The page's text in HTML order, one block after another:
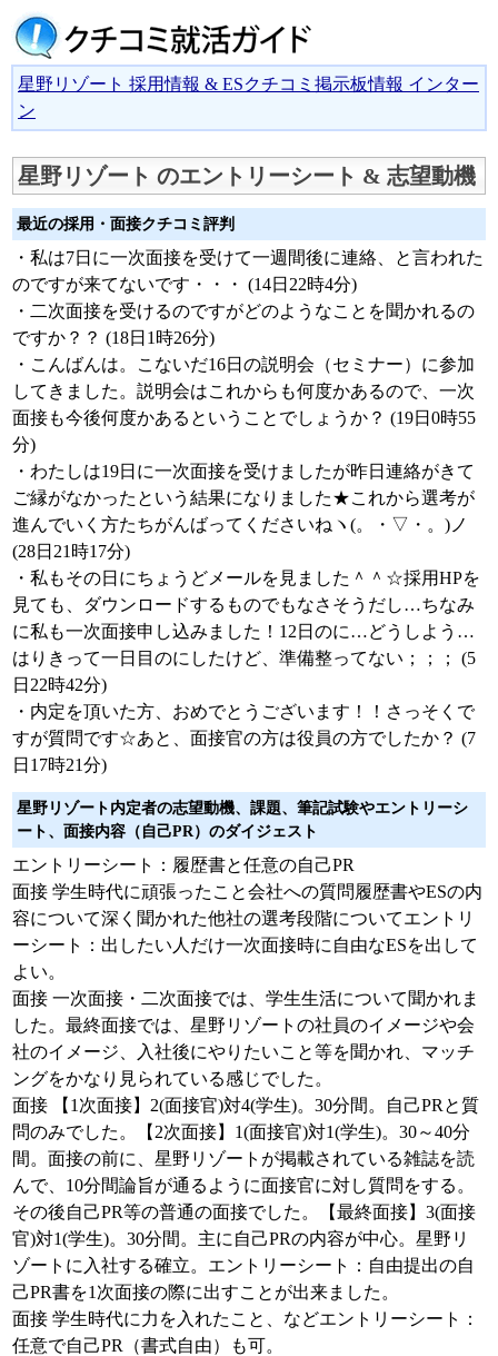
星野リゾート 採用情報 & ESクチコミ掲示板情報 インター
ン
星野リゾート のエントリーシート & 志望動機
最近の採用・面接クチコミ評判
・私は7日に一次面接を受けて一週間後に連絡、と言われた
のですが来てないです・・・ (14日22時4分)
・二次面接を受けるのですがどのようなことを聞かれるの
ですか？？ (18日1時26分)
・こんばんは。こないだ16日の説明会（セミナー）に参加
してきました。説明会はこれからも何度かあるので、一次
面接も今後何度かあるということでしょうか？ (19日0時55
分)
・わたしは19日に一次面接を受けましたが昨日連絡がきて
ご縁がなかったという結果になりました★これから選考が
進んでいく方たちがんばってくださいねヽ(。・▽・。)ノ
(28日21時17分)
・私もその日にちょうどメールを見ました＾＾☆採用HPを
見ても、ダウンロードするものでもなさそうだし…ちなみ
に私も一次面接申し込みました！12日のに…どうしよう…
はりきって一日目のにしたけど、準備整ってない；；； (5
日22時42分)
・内定を頂いた方、おめでとうございます！！さっそくで
すが質問です☆あと、面接官の方は役員の方でしたか？ (7
日17時21分)
星野リゾート内定者の志望動機、課題、筆記試験やエントリーシ
ート、面接内容（自己PR）のダイジェスト
エントリーシート：履歴書と任意の自己PR
面接 学生時代に頑張ったこと会社への質問履歴書やESの内
容について深く聞かれた他社の選考段階についてエントリ
ーシート：出したい人だけ一次面接時に自由なESを出して
よい。
面接 一次面接・二次面接では、学生生活について聞かれま
した。最終面接では、星野リゾートの社員のイメージや会
社のイメージ、入社後にやりたいこと等を聞かれ、マッチ
ングをかなり見られている感じでした。
面接 【1次面接】2(面接官)対4(学生)。30分間。自己PRと質
問のみでした。【2次面接】1(面接官)対1(学生)。30～40分
間。面接の前に、星野リゾートが掲載されている雑誌を読
んで、10分間論旨が通るように面接官に対し質問をする。
その後自己PR等の普通の面接でした。【最終面接】3(面接
官)対1(学生)。30分間。主に自己PRの内容が中心。星野リ
ゾートに入社する確立。エントリーシート：自由提出の自
己PR書を1次面接の際に出すことが出来ました。
面接 学生時代に力を入れたこと、などエントリーシート：
任意で自己PR（書式自由）も可。